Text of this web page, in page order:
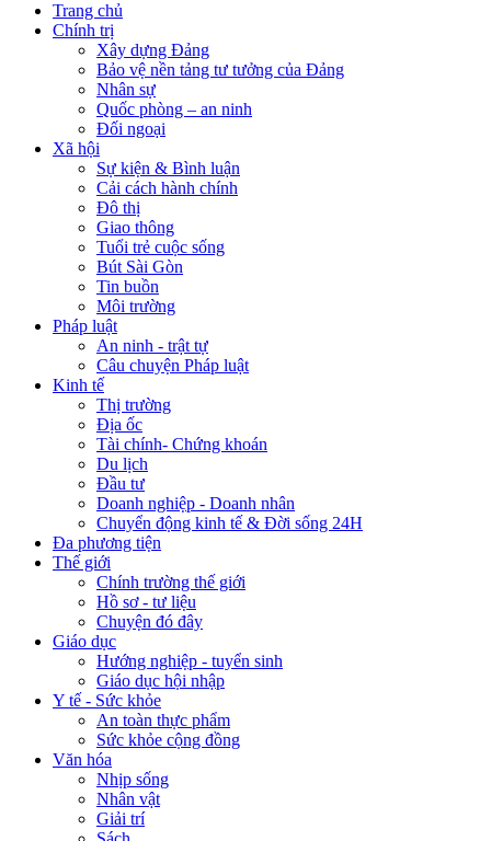
Trang chủ
Chính trị
Xây dựng Đảng
Bảo vệ nền tảng tư tưởng của Đảng
Nhân sự
Quốc phòng – an ninh
Đối ngoại
Xã hội
Sự kiện & Bình luận
Cải cách hành chính
Đô thị
Giao thông
Tuổi trẻ cuộc sống
Bút Sài Gòn
Tin buồn
Môi trường
Pháp luật
An ninh - trật tự
Câu chuyện Pháp luật
Kinh tế
Thị trường
Địa ốc
Tài chính- Chứng khoán
Du lịch
Đầu tư
Doanh nghiệp - Doanh nhân
Chuyển động kinh tế & Đời sống 24H
Đa phương tiện
Thế giới
Chính trường thế giới
Hồ sơ - tư liệu
Chuyện đó đây
Giáo dục
Hướng nghiệp - tuyển sinh
Giáo dục hội nhập
Y tế - Sức khỏe
An toàn thực phẩm
Sức khỏe cộng đồng
Văn hóa
Nhịp sống
Nhân vật
Giải trí